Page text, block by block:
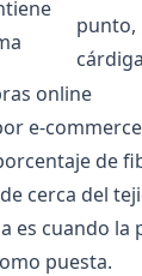
punto,
online
e-
de
cerca del
es cuando la
puesta.